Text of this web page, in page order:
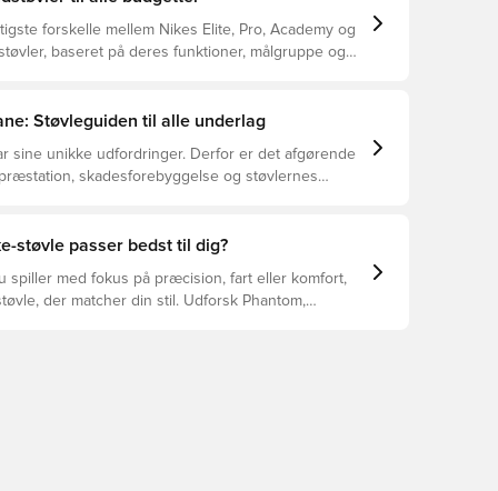
forskelle mellem Nikes Elite, Pro, Academy og
baseret på deres funktioner, målgruppe og
Støvleguiden til alle underlag
sine unikke udfordringer. Derfor er det afgørende
skadesforebyggelse og støvlernes
underlag.
støvle passer bedst til dig?
spiller med fokus på præcision, fart eller komfort,
der matcher din stil. Udforsk Phantom,